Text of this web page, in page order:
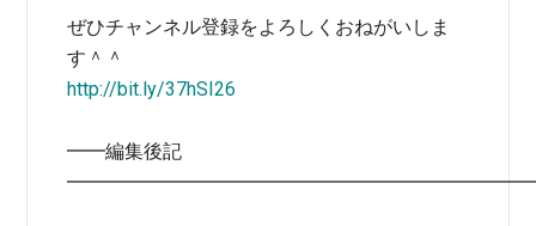
ぜひチャンネル登録をよろしくおねがいしま
す＾＾
http://bit.ly/37hSI26
━━編集後記